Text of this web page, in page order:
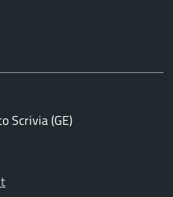
Scrivia (GE)